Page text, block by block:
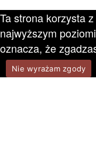
Ta strona korzysta
najwyższym
oznacza, że
Nie wyrażam zgody